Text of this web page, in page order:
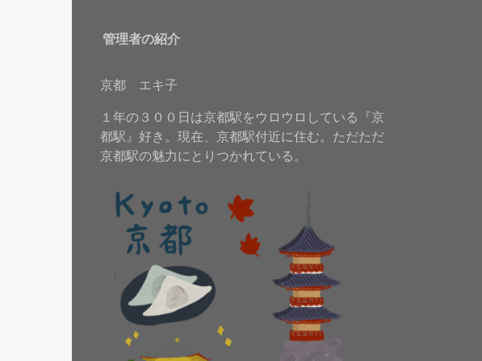
管理者の紹介
京都 エキ子
１年の３００日は京都駅をウロウロしている『京
都駅』好き。現在、京都駅付近に住む。ただただ
京都駅の魅力にとりつかれている。